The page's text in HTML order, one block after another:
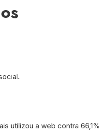
utilizou a web contra 66,1%